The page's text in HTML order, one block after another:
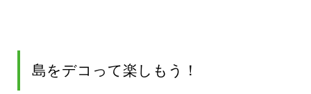
島をデコって楽しもう！